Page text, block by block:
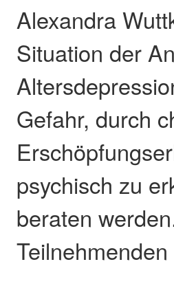
Alexandra
Situation der
Gefahr, durch
psychisch zu
beraten